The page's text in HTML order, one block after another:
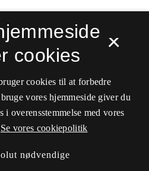
for sprog- og
×
cookies
cookies til at forbedre
vores hjemmeside giver du
overensstemmelse med vores
Se vores cookiepolitik
nødvendige